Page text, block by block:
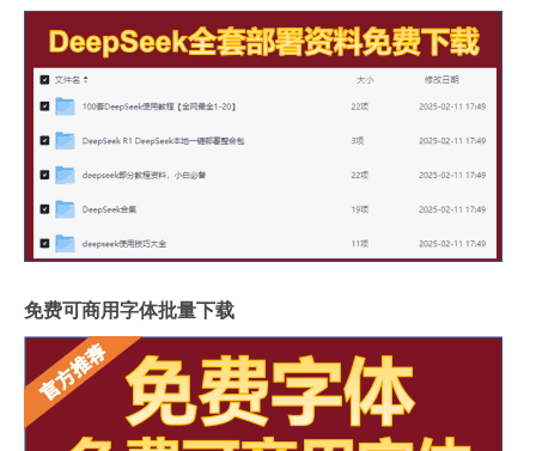
免费可商用字体批量下载